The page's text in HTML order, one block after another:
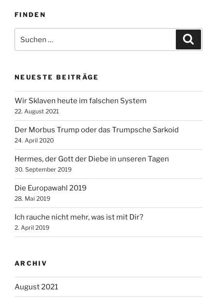
FINDEN
nach:
NEUESTE BEITRÄGE
Wir Sklaven heute im falschen System
22. August 2021
Der Morbus Trump oder das Trumpsche Sarkoid
24. April 2020
Hermes, der Gott der Diebe in unseren Tagen
30. September 2019
Die Europawahl 2019
28. Mai 2019
Ich rauche nicht mehr, was ist mit Dir?
2. April 2019
ARCHIV
August 2021